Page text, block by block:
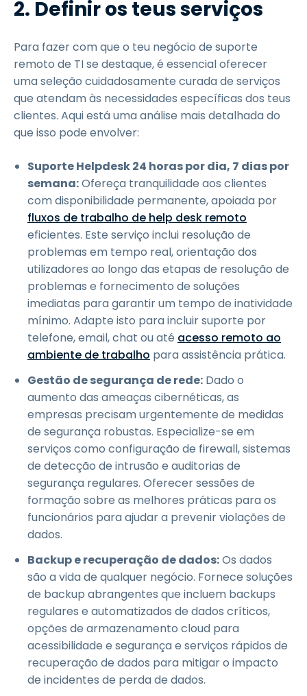
2. Definir os teus serviços
Para fazer com que o teu negócio de suporte
remoto de TI se destaque, é essencial oferecer
uma seleção cuidadosamente curada de serviços
que atendam às necessidades específicas dos teus
clientes. Aqui está uma análise mais detalhada do
que isso pode envolver:
Suporte Helpdesk 24 horas por dia, 7 dias por
semana:Ofereça tranquilidade aos clientes
com disponibilidade permanente, apoiada por
fluxos de trabalho de help desk remoto
eficientes. Este serviço inclui resolução de
problemas em tempo real, orientação dos
utilizadores ao longo das etapas de resolução de
problemas e fornecimento de soluções
imediatas para garantir um tempo de inatividade
mínimo. Adapte isto para incluir suporte por
telefone, email, chat ou até acesso remoto ao
ambiente de trabalho para assistência prática.
Gestão de segurança de rede: Dado o
aumento das ameaças cibernéticas, as
empresas precisam urgentemente de medidas
de segurança robustas. Especialize-se em
serviços como configuração de firewall, sistemas
de detecção de intrusão e auditorias de
segurança regulares. Oferecer sessões de
formação sobre as melhores práticas para os
funcionários para ajudar a prevenir violações de
dados.
Backup e recuperação de dados:Os dados
são a vida de qualquer negócio. Fornece soluções
de backup abrangentes que incluem backups
regulares e automatizados de dados críticos,
opções de armazenamento cloud para
acessibilidade e segurança e serviços rápidos de
recuperação de dados para mitigar o impacto
de incidentes de perda de dados.